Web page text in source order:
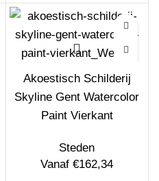
Akoestisch Schilderij
Skyline Gent Watercolor
Paint Vierkant
Steden
Vanaf€162,34